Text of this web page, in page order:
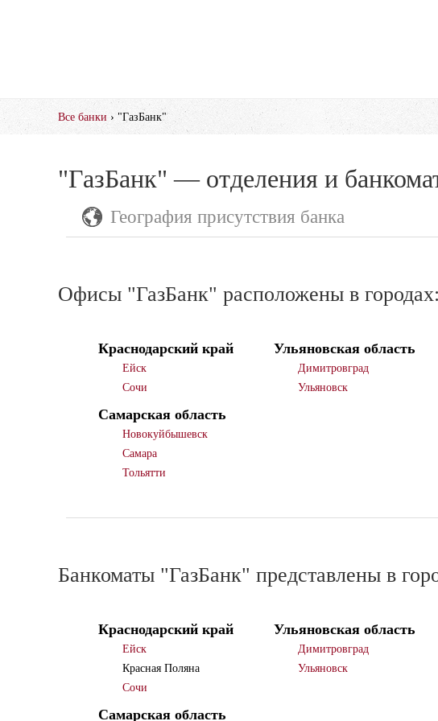
Все банки › "ГазБанк"
"ГазБанк" — отделения и
География присутствия банка
Офисы "ГазБанк" расположены в городах:
Краснодарский край
Ейск
Сочи
Самарская область
Новокуйбышевск
Самара
Тольятти
Ульяновская область
Димитровград
Ульяновск
Банкоматы "ГазБанк" представлены в
Краснодарский край
Ейск
Красная Поляна
Сочи
Самарская область
Ульяновская область
Димитровград
Ульяновск